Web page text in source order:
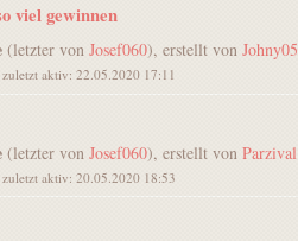
viel gewinnen
(letzter von Josef060), erstellt von Johny05
aktiv: 22.05.2020 17:11
(letzter von Josef060), erstellt von Parzival
, zuletzt aktiv: 20.05.2020 18:53